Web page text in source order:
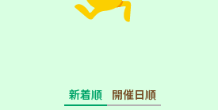
新着順 開催日順